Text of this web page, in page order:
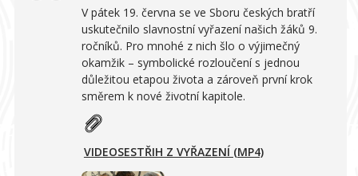
V pátek 19. června se ve Sboru českých bratří
uskutečnilo slavnostní vyřazení našich žáků 9.
ročníků. Pro mnohé z nich šlo o výjimečný
okamžik – symbolické rozloučení s jednou
důležitou etapou života a zároveň první krok
směrem k nové životní kapitole.
VIDEOSESTŘIH Z VYŘAZENÍ (MP4)